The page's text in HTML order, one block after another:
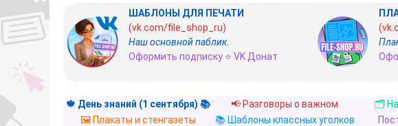
ШАБЛОНЫ ДЛЯ ПЕЧАТИ
(vk.com/file_shop_ru)
Наш основной паблик.
Оформить подписку ⭐ VK Донат
🍁 День знаний (1 сентября) 📚 📢 Разговоры о важном 🗂️
🖼️ Плакаты и стенгазеты
📚 Шаблоны классных уголков